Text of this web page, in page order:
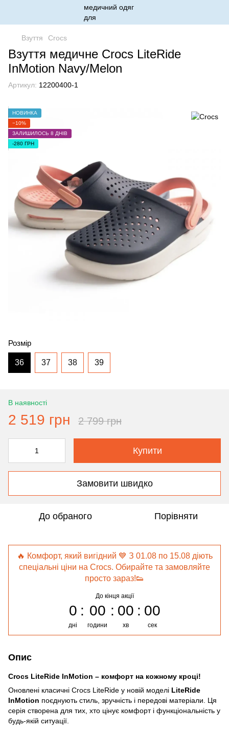
Взуття Crocs
Взуття медичне Crocs LiteRide
InMotion Navy/Melon
Артикул: 12200400-1
НОВИНКА
−10%
ЗАЛИШИЛОСЬ 8 ДНІВ
-280 ГРН
Розмір
36 37 38 39
В наявності
2 519 грн 2 799 грн
Купити
Замовити швидко
До обраного Порівняти
🔥 Комфорт, який вигідний 💙 З 01.08 по 15.08 діють
спеціальні ціни на Crocs. Обирайте та замовляйте
просто зараз!👟
До кінця акції
0
дні
00
години
00
хв
00
сек
Опис
Crocs LiteRide InMotion – комфорт на кожному кроці!
Оновлені класичні Crocs LiteRide у новій моделі LiteRide
InMotion поєднують стиль, зручність і передові матеріали. Ця
серія створена для тих, хто цінує комфорт і функціональність у
будь-якій ситуації.